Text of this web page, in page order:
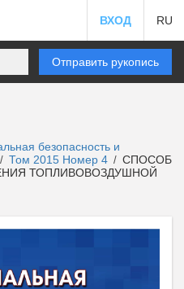
ВХОД RU
Отправить рукопись
безопасность и
/ Том 2015 Номер 4 / СПОСОБ
ТОПЛИВОВОЗДУШНОЙ